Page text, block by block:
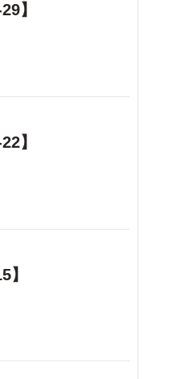
】
】
】